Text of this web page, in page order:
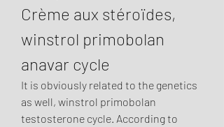
Crème aux stéroïdes,
winstrol primobolan
anavar cycle
It is obviously related to the genetics
as well, winstrol primobolan
testosterone cycle. According to